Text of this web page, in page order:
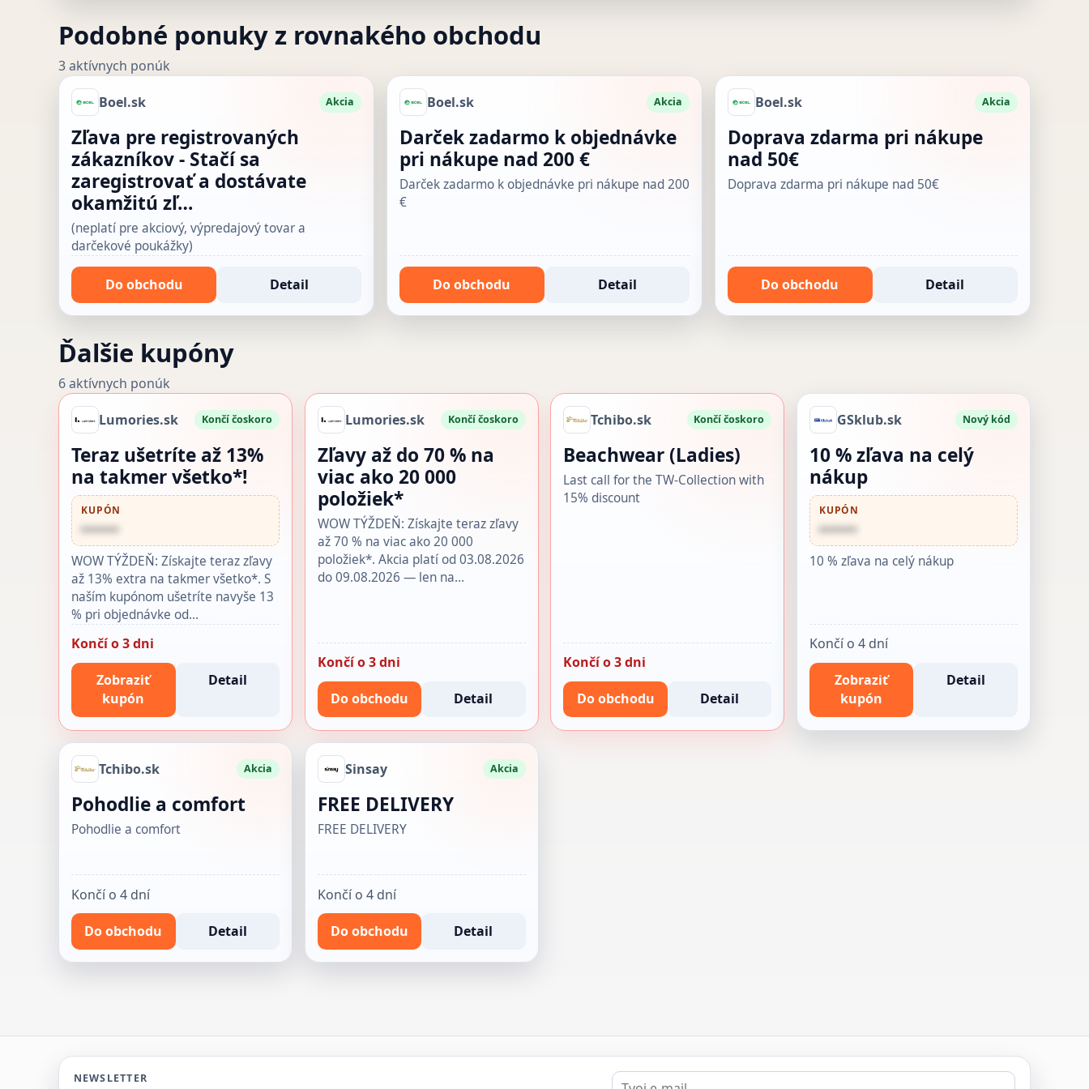
Podobné ponuky z rovnakého obchodu
3 aktívnych ponúk
Boel.sk Akcia
Zľava pre registrovaných
zákazníkov - Stačí sa
zaregistrovať a dostávate
okamžitú zľ…
(neplatí pre akciový, výpredajový tovar a
darčekové poukážky)
Do obchodu Detail
Boel.sk Akcia
Darček zadarmo k objednávke
pri nákupe nad 200 €
Darček zadarmo k objednávke pri nákupe nad 200
€
Do obchodu Detail
Boel.sk Akcia
Doprava zdarma pri nákupe
nad 50€
Doprava zdarma pri nákupe nad 50€
Do obchodu Detail
Ďalšie kupóny
6 aktívnych ponúk
Lumories.sk Končí čoskoro
Teraz ušetríte až 13%
na takmer všetko*!
KUPÓN
••••••
WOW TÝŽDEŇ: Získajte teraz zľavy
až 13% extra na takmer všetko*. S
naším kupónom ušetríte navyše 13
% pri objednávke od…
Končí o 3 dni
Zobraziť
kupón
Detail
Lumories.sk Končí čoskoro
Zľavy až do 70 % na
viac ako 20 000
položiek*
WOW TÝŽDEŇ: Získajte teraz zľavy
až 70 % na viac ako 20 000
položiek*. Akcia platí od 03.08.2026
do 09.08.2026 — len na…
Končí o 3 dni
Do obchodu Detail
Tchibo.sk Končí čoskoro
Beachwear (Ladies)
Last call for the TW-Collection with
15% discount
Končí o 3 dni
Do obchodu Detail
GSklub.sk Nový kód
10 % zľava na celý
nákup
KUPÓN
••••••
10 % zľava na celý nákup
Končí o 4 dní
Zobraziť
kupón
Detail
Tchibo.sk Akcia
Pohodlie a comfort
Pohodlie a comfort
Končí o 4 dní
Do obchodu Detail
Sinsay Akcia
FREE DELIVERY
FREE DELIVERY
Končí o 4 dní
Do obchodu Detail
NEWSLETTER
E-